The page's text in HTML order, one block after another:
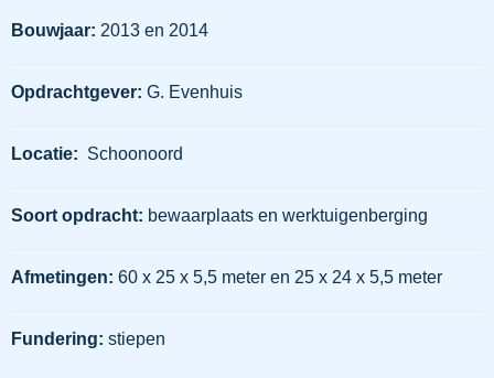
Bouwjaar: 2013 en 2014
Opdrachtgever: G. Evenhuis
Locatie: Schoonoord
Soort opdracht: bewaarplaats en werktuigenberging
Afmetingen: 60 x 25 x 5,5 meter en 25 x 24 x 5,5 meter
Fundering: stiepen